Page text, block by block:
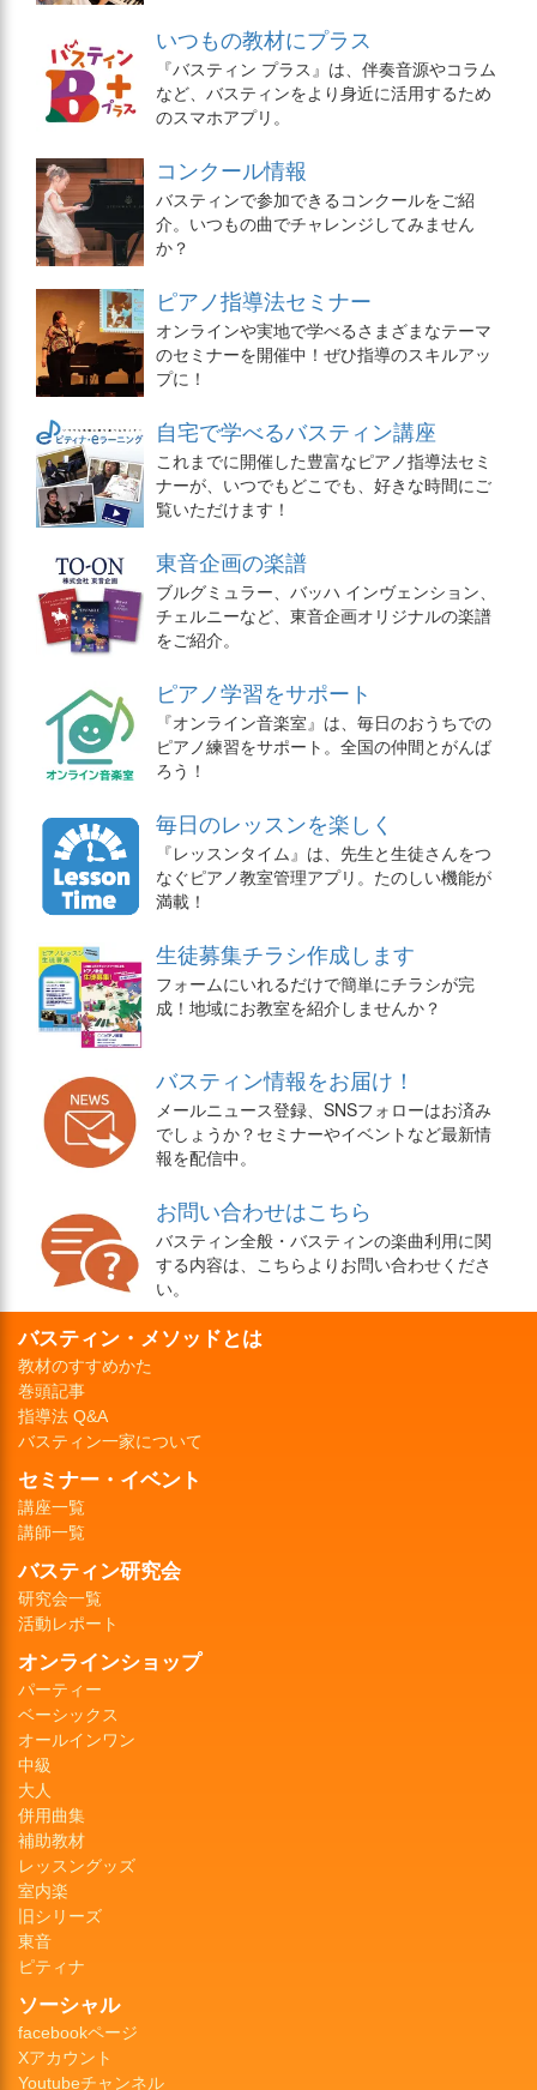
いつもの教材にプラス
『バスティン プラス』は、伴奏音源やコラム
など、バスティンをより身近に活用するため
のスマホアプリ。
コンクール情報
バスティンで参加できるコンクールをご紹
介。いつもの曲でチャレンジしてみません
か？
ピアノ指導法セミナー
オンラインや実地で学べるさまざまなテーマ
のセミナーを開催中！ぜひ指導のスキルアッ
プに！
自宅で学べるバスティン講座
これまでに開催した豊富なピアノ指導法セミ
ナーが、いつでもどこでも、好きな時間にご
覧いただけます！
東音企画の楽譜
ブルグミュラー、バッハ インヴェンション、
チェルニーなど、東音企画オリジナルの楽譜
をご紹介。
ピアノ学習をサポート
『オンライン音楽室』は、毎日のおうちでの
ピアノ練習をサポート。全国の仲間とがんば
ろう！
毎日のレッスンを楽しく
『レッスンタイム』は、先生と生徒さんをつ
なぐピアノ教室管理アプリ。たのしい機能が
満載！
生徒募集チラシ作成します
フォームにいれるだけで簡単にチラシが完
成！地域にお教室を紹介しませんか？
バスティン情報をお届け！
メールニュース登録、SNSフォローはお済み
でしょうか？セミナーやイベントなど最新情
報を配信中。
お問い合わせはこちら
バスティン全般・バスティンの楽曲利用に関
する内容は、こちらよりお問い合わせくださ
い。
バスティン・メソッドとは
教材のすすめかた
巻頭記事
指導法 Q&A
バスティン一家について
セミナー・イベント
講座一覧
講師一覧
バスティン研究会
研究会一覧
活動レポート
オンラインショップ
パーティー
ベーシックス
オールインワン
中級
大人
併用曲集
補助教材
レッスングッズ
室内楽
旧シリーズ
東音
ピティナ
ソーシャル
facebookページ
Xアカウント
Youtubeチャンネル